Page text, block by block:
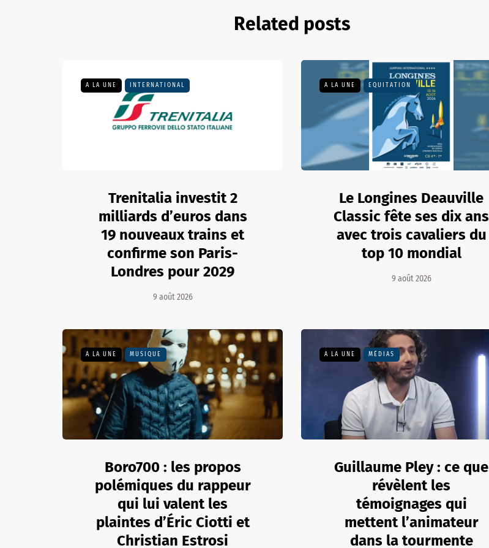
Related posts
A LA UNE INTERNATIONAL
Trenitalia investit 2
milliards d’euros dans
19 nouveaux trains et
confirme son Paris-
Londres pour 2029
9 août 2026
A LA UNE EQUITATION
Le Longines Deauville
Classic fête ses dix ans
avec trois cavaliers du
top 10 mondial
9 août 2026
A LA UNE MUSIQUE
Boro700 : les propos
polémiques du rappeur
qui lui valent les
plaintes d’Éric Ciotti et
Christian Estrosi
A LA UNE MÉDIAS
Guillaume Pley : ce que
révèlent les
témoignages qui
mettent l’animateur
dans la tourmente